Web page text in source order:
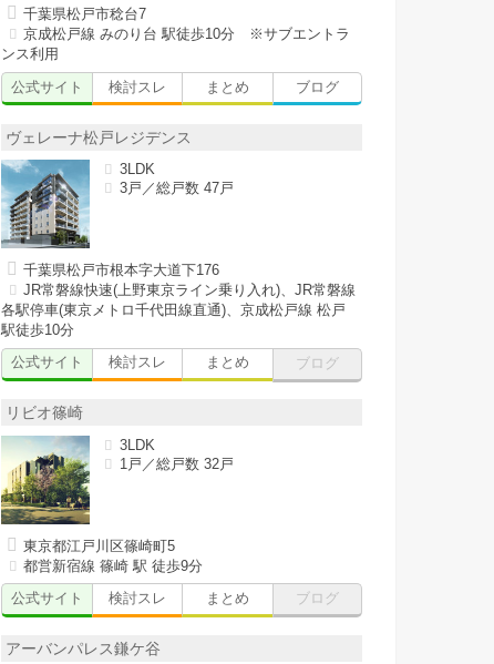
千葉県松戸市稔台7
京成松戸線 みのり台 駅徒歩10分 ※サブエントラ
ンス利用
公式サイト
検討スレ まとめ ブログ
ヴェレーナ松戸レジデンス
3LDK
3戸／総戸数 47戸
千葉県松戸市根本字大道下176
JR常磐線快速(上野東京ライン乗り入れ)、JR常磐線
各駅停車(東京メトロ千代田線直通)、京成松戸線 松戸
駅徒歩10分
公式サイト
検討スレ まとめ ブログ
リビオ篠崎
3LDK
1戸／総戸数 32戸
東京都江戸川区篠崎町5
都営新宿線 篠崎 駅 徒歩9分
公式サイト
検討スレ まとめ ブログ
アーバンパレス鎌ケ谷